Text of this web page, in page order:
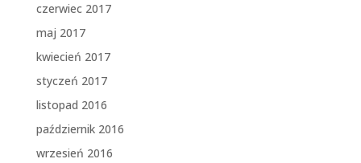
czerwiec 2017
maj 2017
kwiecień 2017
styczeń 2017
listopad 2016
październik 2016
wrzesień 2016